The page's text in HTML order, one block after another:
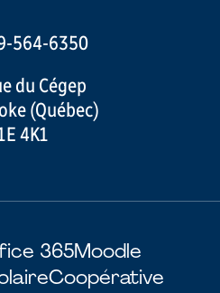
564-6350
du Cégep
(Québec)
4K1
365Moodle
Coopérative